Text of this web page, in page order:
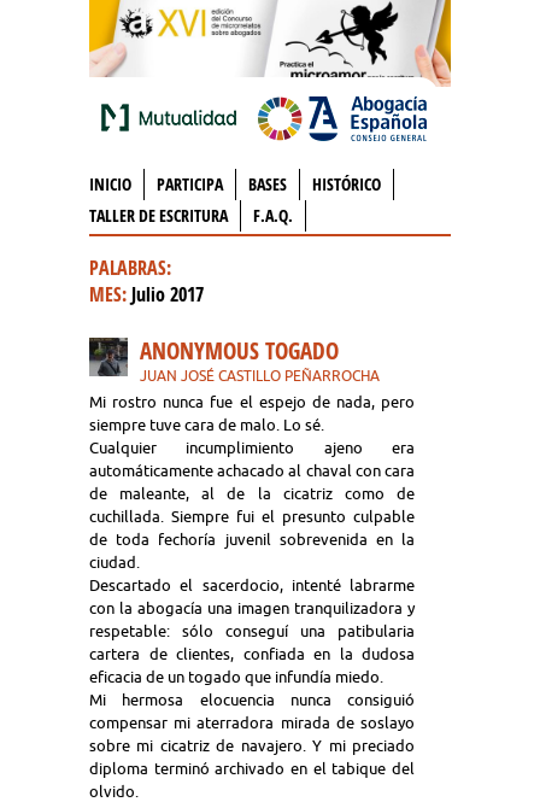
INICIO PARTICIPA BASES
HISTÓRICO
TALLER DE ESCRITURA
F.A.Q.
PALABRAS:
MES: Julio 2017
ANONYMOUS TOGADO
JUAN JOSÉ CASTILLO PEÑARROCHA
Mi rostro nunca fue el espejo de nada, pero
siempre tuve cara de malo. Lo sé.
Cualquier incumplimiento ajeno era
automáticamente achacado al chaval con cara
de maleante, al de la cicatriz como de
cuchillada. Siempre fui el presunto culpable
de toda fechoría juvenil sobrevenida en la
ciudad.
Descartado el sacerdocio, intenté labrarme
con la abogacía una imagen tranquilizadora y
respetable: sólo conseguí una patibularia
cartera de clientes, confiada en la dudosa
eficacia de un togado que infundía miedo.
Mi hermosa elocuencia nunca consiguió
compensar mi aterradora mirada de soslayo
sobre mi cicatriz de navajero. Y mi preciado
diploma terminó archivado en el tabique del
olvido.